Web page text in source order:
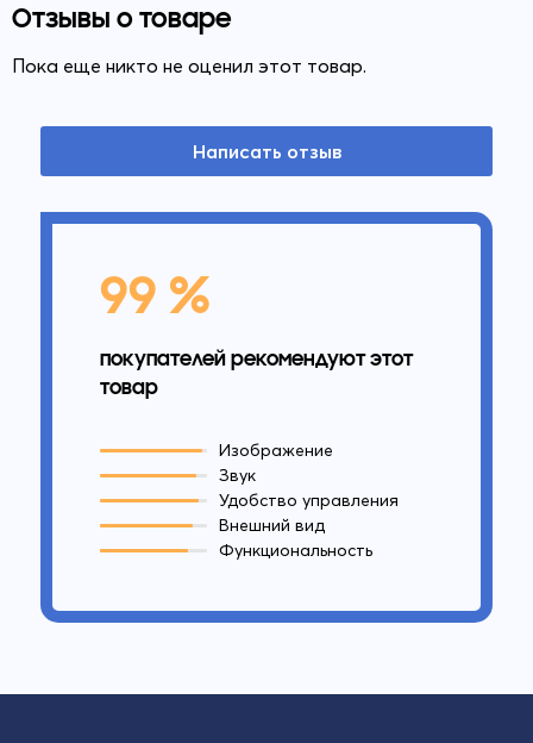
Отзывы о товаре
Пока еще никто не оценил этот товар.
Написать отзыв
99 %
покупателей рекомендуют этот
товар
Изображение
Звук
Удобство управления
Внешний вид
Функциональность